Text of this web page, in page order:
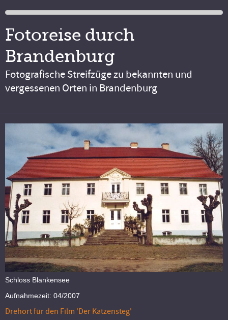
Fotoreise durch
Brandenburg
Fotografische Streifzüge zu bekannten und
vergessenen Orten in Brandenburg
Schloss Blankensee
Aufnahmezeit: 04/2007
Drehort für den Film 'Der Katzensteg'